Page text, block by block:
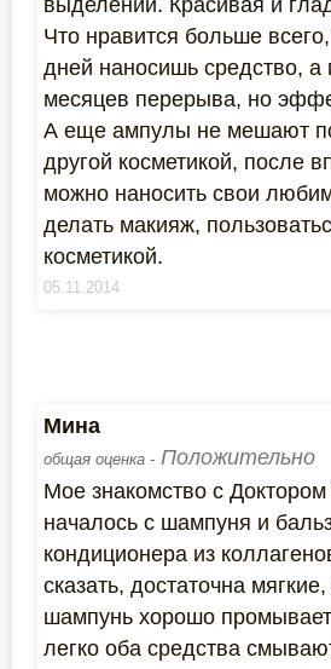
выделений. Красивая и
Что нравится больше
дней наносишь средство, а
месяцев перерыва, но
А еще ампулы не мешают
другой косметикой, после
можно наносить свои
делать макияж,
косметикой.
05.11.2014
Мина
общая оценка - Положительно
Мое знакомство с
началось с шампуня и
кондиционера из
сказать, достаточна
шампунь хорошо
легко оба средства